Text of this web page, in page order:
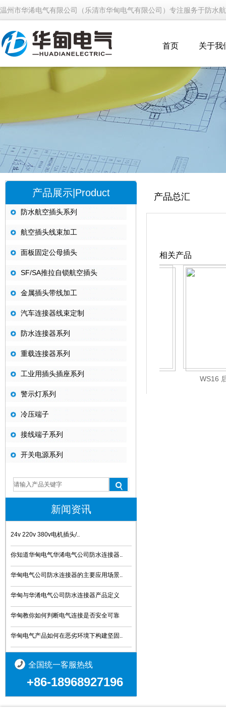
温州市华浠电气有限公司（乐清市华甸电气有限公司）专注服务于防水
首页 关于我
产品展示|Product
防水航空插头系列
航空插头线束加工
面板固定公母插头
SF/SA推拉自锁航空插头
金属插头带线加工
汽车连接器线束定制
防水连接器系列
重载连接器系列
工业用插头插座系列
警示灯系列
冷压端子
接线端子系列
开关电源系列
新闻资讯
24v 220v 380v电机插头/..
你知道华甸电气华浠电气公司防水连接器..
华甸电气公司防水连接器的主要应用场景..
华甸与华淆电气公司防水连接器产品定义
华甸教你如何判断电气连接是否安全可靠
华甸电气产品如何在恶劣环境下构建坚固..
全国统一客服热线
+86-18968927196
产品总汇
相关产品
WS16 对接（焊接） WS16 后